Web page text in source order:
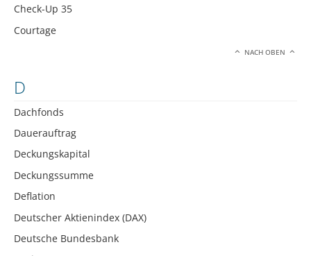
Check-Up 35
Courtage
NACH OBEN
D
Dachfonds
Dauerauftrag
Deckungskapital
Deckungssumme
Deflation
Deutscher Aktienindex (DAX)
Deutsche Bundesbank